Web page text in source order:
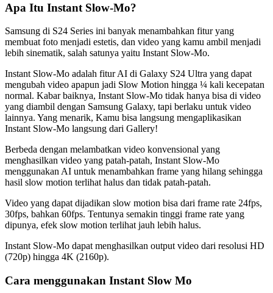
Apa Itu Instant Slow-Mo?
Samsung di S24 Series ini banyak menambahkan fitur yang
membuat foto menjadi estetis, dan video yang kamu ambil menjadi
lebih sinematik, salah satunya yaitu Instant Slow-Mo.
Instant Slow-Mo adalah fitur AI di Galaxy S24 Ultra yang dapat
mengubah video apapun jadi Slow Motion hingga ¼ kali kecepatan
normal. Kabar baiknya, Instant Slow-Mo tidak hanya bisa di video
yang diambil dengan Samsung Galaxy, tapi berlaku untuk video
lainnya. Yang menarik, Kamu bisa langsung mengaplikasikan
Instant Slow-Mo langsung dari Gallery!
Berbeda dengan melambatkan video konvensional yang
menghasilkan video yang patah-patah, Instant Slow-Mo
menggunakan AI untuk menambahkan frame yang hilang sehingga
hasil slow motion terlihat halus dan tidak patah-patah.
Video yang dapat dijadikan slow motion bisa dari frame rate 24fps,
30fps, bahkan 60fps. Tentunya semakin tinggi frame rate yang
dipunya, efek slow motion terlihat jauh lebih halus.
Instant Slow-Mo dapat menghasilkan output video dari resolusi HD
(720p) hingga 4K (2160p).
Cara menggunakan Instant Slow Mo